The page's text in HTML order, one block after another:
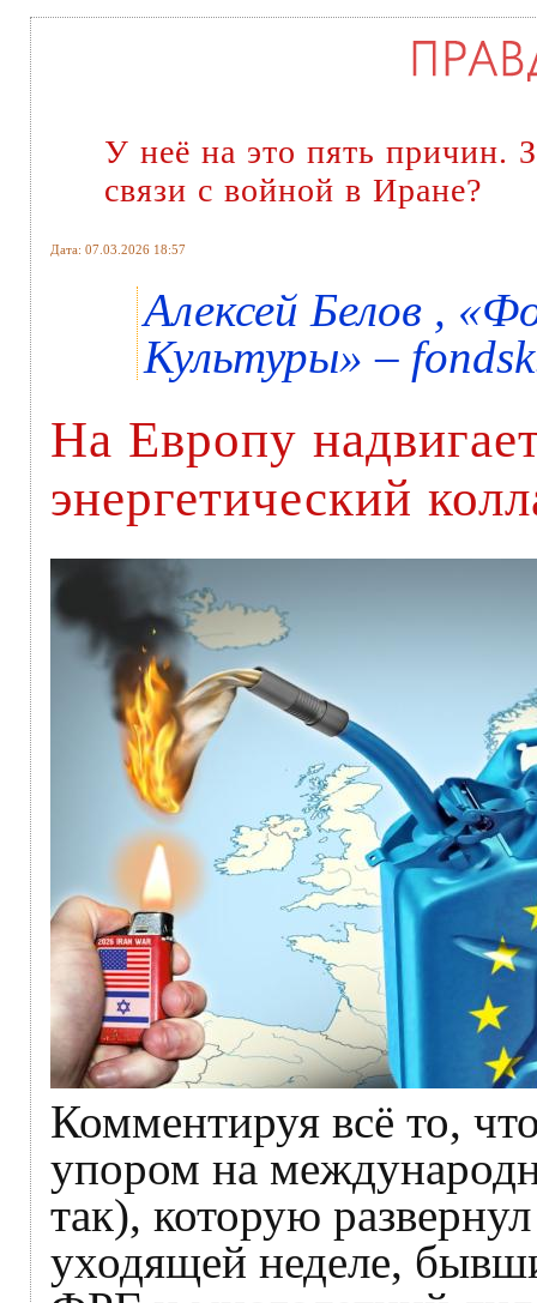
У неё на это пять причин.
связи с войной в Иране?
Дата: 07.03.2026 18:57
Алексей Белов ,
Культуры» –
На Европу
энергетический
Комментируя всё то,
упором на
так), которую
уходящей неделе,